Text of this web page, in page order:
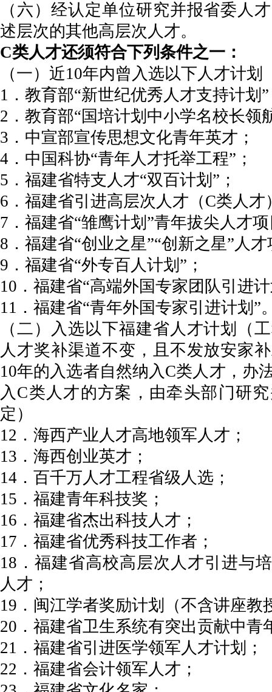
（六）经认定单位研究并报省委人
述层次的其他高层次人才。
C类人才还须符合下列条件之一：
（一）近10年内曾入选以下人才计划
1．教育部“新世纪优秀人才支持计划
2．教育部“国培计划中小学名校长领
3．中宣部宣传思想文化青年英才；
4．中国科协“青年人才托举工程”；
5．福建省特支人才“双百计划”；
6．福建省引进高层次人才（C类人才
7．福建省“雏鹰计划”青年拔尖人才
8．福建省“创业之星”“创新之星”人
9．福建省“外专百人计划”；
10．福建省“高端外国专家团队引进
11．福建省“青年外国专家引进计划”
（二）入选以下福建省人才计划（
人才奖补渠道不变，且不发放安家
10年的入选者自然纳入C类人才，办
入C类人才的方案，由牵头部门研
定）
12．海西产业人才高地领军人才；
13．海西创业英才；
14．百千万人才工程省级人选；
15．福建青年科技奖；
16．福建省杰出科技人才；
17．福建省优秀科技工作者；
18．福建省高校高层次人才引进与
人才；
19．闽江学者奖励计划（不含讲座教
20．福建省卫生系统有突出贡献中青
21．福建省引进医学领军人才计划；
22．福建省会计领军人才；